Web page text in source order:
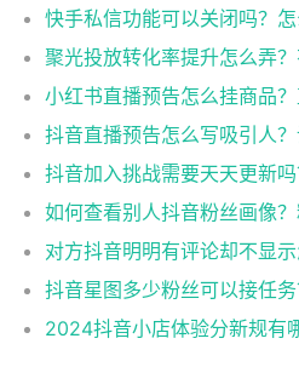
快手私信功能可以关闭吗？怎
聚光投放转化率提升怎么弄？
小红书直播预告怎么挂商品？